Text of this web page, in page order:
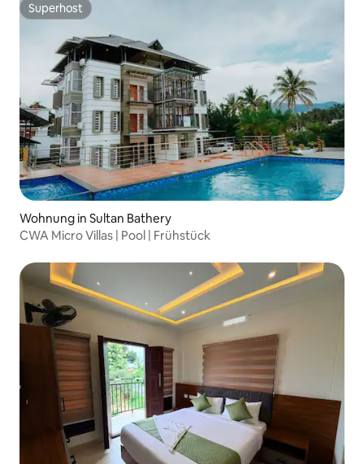
Superhost
Superhost
Wohnung in Sultan Bathery
CWA Micro Villas | Pool | Frühstück